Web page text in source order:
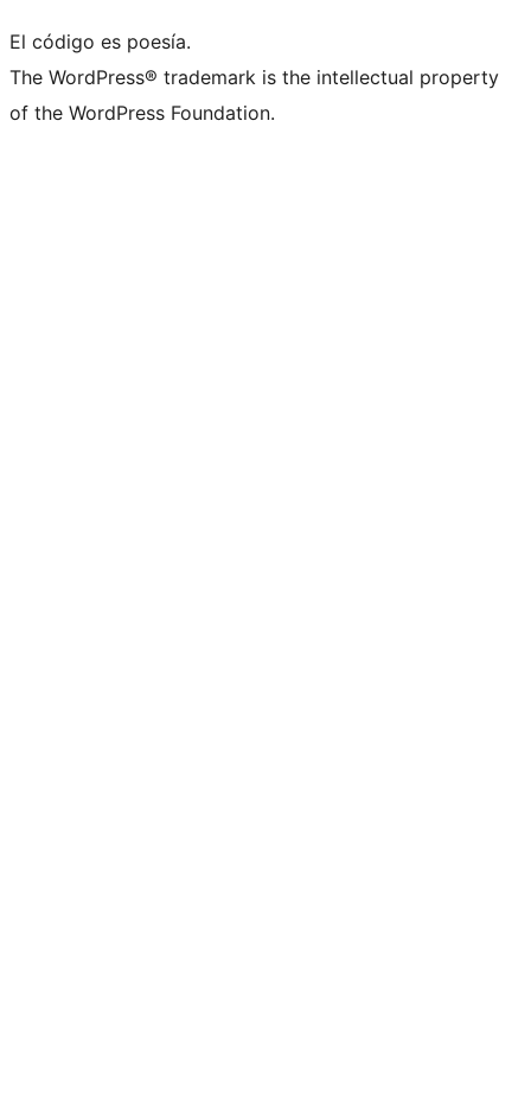
El código es poesía.
The WordPress® trademark is the intellectual property
of the WordPress Foundation.